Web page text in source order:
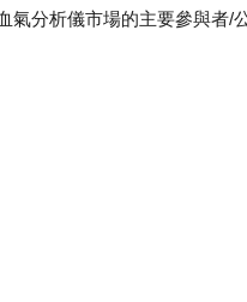
氣分析儀市場的主要參與者/